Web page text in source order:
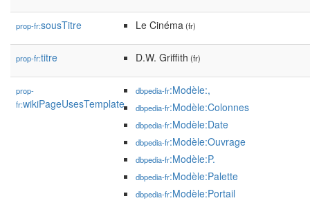
prop-fr:sousTitre Le Cinéma(fr)
prop-fr:titre D.W. Griffith (fr)
prop-
fr:wikiPageUsesTemplate
dbpedia-fr:Modèle:,
dbpedia-fr:Modèle:Colonnes
dbpedia-fr:Modèle:Date
dbpedia-fr:Modèle:Ouvrage
dbpedia-fr:Modèle:P.
dbpedia-fr:Modèle:Palette
dbpedia-fr:Modèle:Portail